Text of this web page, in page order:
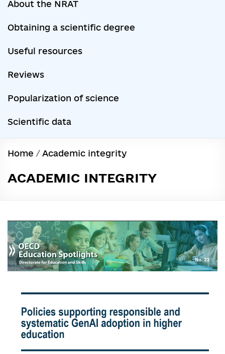
About the NRAT
Obtaining a scientific degree
Useful resources
Reviews
Popularization of science
Scientific data
Home / Academic integrity
ACADEMIC INTEGRITY